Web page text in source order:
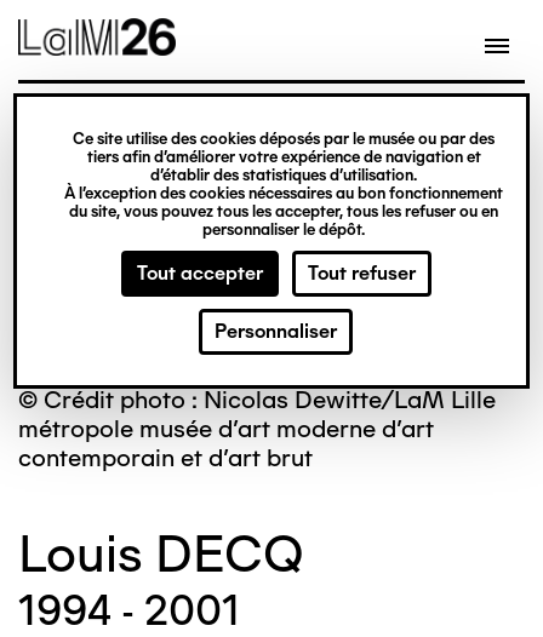
Gestion des cookies
Ce site utilise des cookies déposés par le musée ou par des
tiers afin d’améliorer votre expérience de navigation et
d’établir des statistiques d’utilisation.
À l’exception des cookies nécessaires au bon fonctionnement
du site, vous pouvez tous les accepter, tous les refuser ou en
personnaliser le dépôt.
Tout accepter Tout refuser
Personnaliser
contenu
© Crédit photo : Nicolas Dewitte/LaM Lille
métropole musée d’art moderne d’art
contemporain et d’art brut
Louis DECQ
1994 - 2001